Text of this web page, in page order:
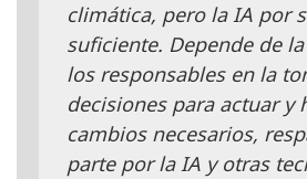
climática, pero la IA por
suficiente. Depende de
los responsables en la
decisiones para actuar y
cambios necesarios,
parte por la IA y otras